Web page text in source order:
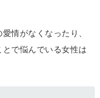
情がなくなったり、
で悩んでいる女性は